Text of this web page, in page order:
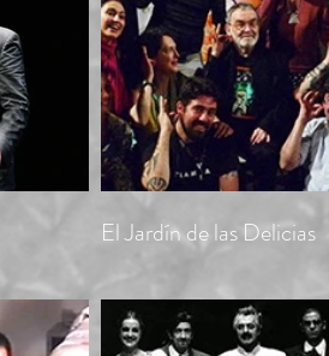
El Jardín de las Delicias